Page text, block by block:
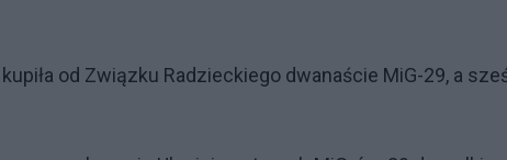
od Związku Radzieckiego dwanaście MiG-29, a